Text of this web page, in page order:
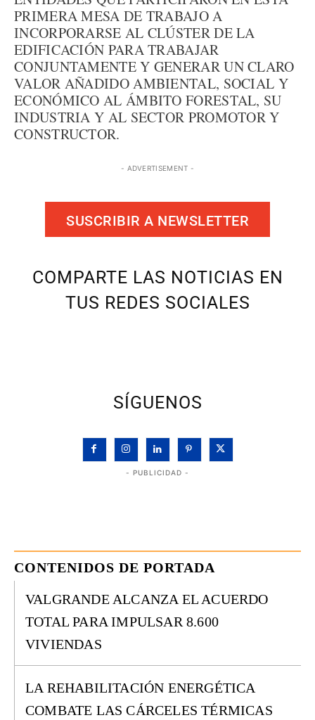
PRIMERA MESA DE TRABAJO A
INCORPORARSE AL CLÚSTER DE LA
EDIFICACIÓN PARA TRABAJAR
CONJUNTAMENTE Y GENERAR UN CLARO
VALOR AÑADIDO AMBIENTAL, SOCIAL Y
ECONÓMICO AL ÁMBITO FORESTAL, SU
INDUSTRIA Y AL SECTOR PROMOTOR Y
CONSTRUCTOR.
- ADVERTISEMENT -
SUSCRIBIR A NEWSLETTER
COMPARTE LAS NOTICIAS EN
TUS REDES SOCIALES
SÍGUENOS
- PUBLICIDAD -
CONTENIDOS DE PORTADA
VALGRANDE ALCANZA EL ACUERDO
TOTAL PARA IMPULSAR 8.600
VIVIENDAS
LA REHABILITACIÓN ENERGÉTICA
COMBATE LAS CÁRCELES TÉRMICAS